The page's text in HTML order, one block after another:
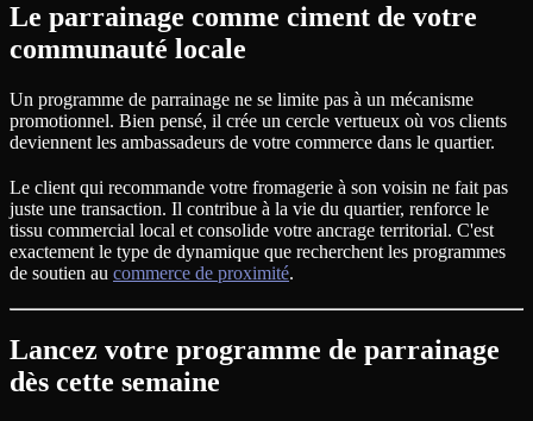
Le parrainage comme ciment de votre
communauté locale
Un programme de parrainage ne se limite pas à un mécanisme
promotionnel. Bien pensé, il crée un cercle vertueux où vos clients
deviennent les ambassadeurs de votre commerce dans le quartier.
Le client qui recommande votre fromagerie à son voisin ne fait pas
juste une transaction. Il contribue à la vie du quartier, renforce le
tissu commercial local et consolide votre ancrage territorial. C'est
exactement le type de dynamique que recherchent les programmes
de soutien au commerce de proximité.
Lancez votre programme de parrainage
dès cette semaine